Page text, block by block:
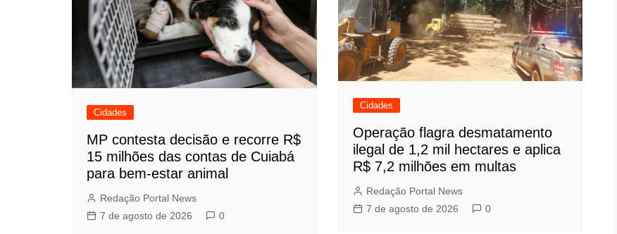
Cidades
MP contesta decisão e recorre R$
15 milhões das contas de Cuiabá
para bem-estar animal
Redação Portal News
7 de agosto de 2026
0
Cidades
Operação flagra desmatamento
ilegal de 1,2 mil hectares e aplica
R$ 7,2 milhões em multas
Redação Portal News
7 de agosto de 2026
0